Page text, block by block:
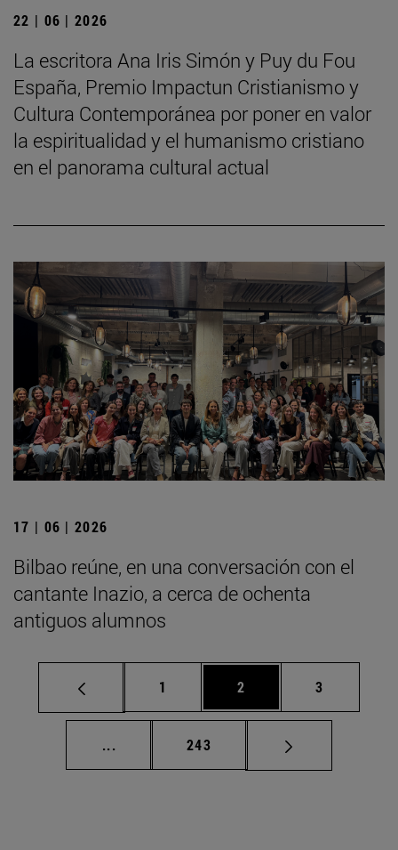
22 | 06 | 2026
La escritora Ana Iris Simón y Puy du Fou
España, Premio Impactun Cristianismo y
Cultura Contemporánea por poner en valor
la espiritualidad y el humanismo cristiano
en el panorama cultural actual
17 | 06 | 2026
Bilbao reúne, en una conversación con el
cantante Inazio, a cerca de ochenta
antiguos alumnos
Página
1 Página
2 Página
3
... Páginas intermedias Use TAB para
Página
243